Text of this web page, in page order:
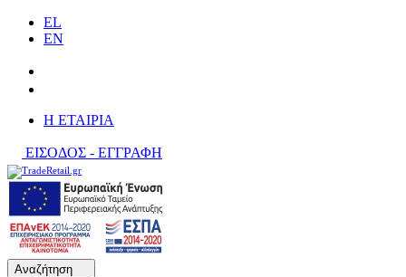
EL
EN
H ΕΤΑΙΡΙΑ
ΕΙΣΟΔΟΣ - ΕΓΓΡΑΦΗ
Αναζήτηση